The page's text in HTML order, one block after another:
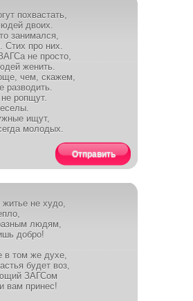
похвастать,
двоих.
занимался,
Стих про них.
не просто,
женить.
чем, скажем,
разводить.
ропщут.
ищут,
молодых.
Отправить
не худо,
людям,
добро!
в том же духе,
будет воз,
ЗАГСом
вам принес!